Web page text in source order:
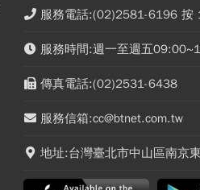
服務電話:(02)2581-6196 按
服務時間:週一至週五
傳真電話:(02)2531-6438
服務信箱:cc@btnet.com.tw
地址:台灣臺北市中山區南京